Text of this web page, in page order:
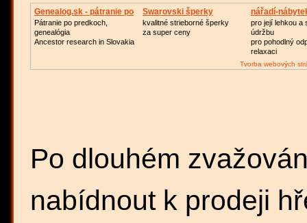
Genealog.sk - pátranie po
Pátranie po predkoch,
genealógia
Ancestor research in Slovakia
Swarovski šperky
kvalitné strieborné šperky
za super ceny
nářadí-
zahradu
pro její lehkou a
údržbu
pro pohodlný
relaxaci
Tvorba webových
Po dlouhém
nabídnout k prodeji